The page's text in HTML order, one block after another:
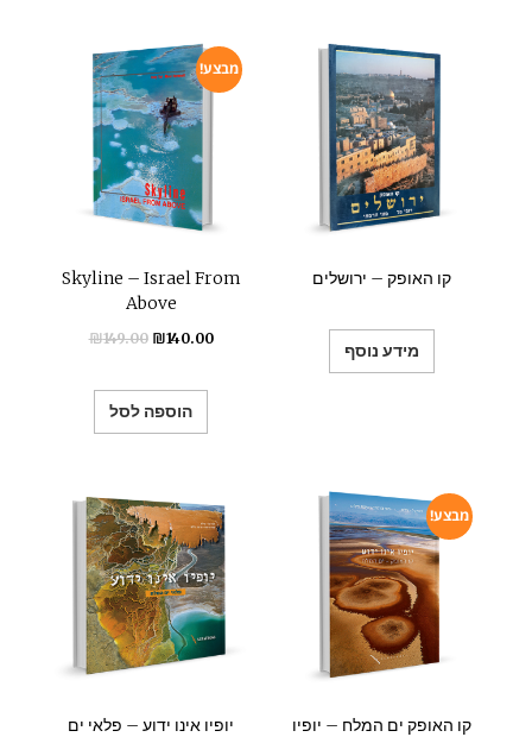
מבצע!
Skyline – Israel From
Above
₪149.00 ₪140.00
הוספה לסל
קו האופק – ירושלים
מידע נוסף
יופיו אינו ידוע – פלאי ים
מבצע!
קו האופק ים המלח – יופיו